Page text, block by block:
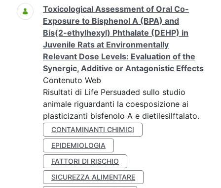
Ricerca
Toxicological Assessment of Oral Co-
Exposure to Bisphenol A (BPA) and
Bis(2-ethylhexyl) Phthalate (DEHP) in
Juvenile Rats at Environmentally
Relevant Dose Levels: Evaluation of the
Synergic, Additive or Antagonistic Effects
Contenuto Web
Risultati di Life Persuaded sullo studio
animale riguardanti la coesposizione ai
plasticizanti bisfenolo A e dietilesilftalato.
CONTAMINANTI CHIMICI
EPIDEMIOLOGIA
FATTORI DI RISCHIO
SICUREZZA ALIMENTARE